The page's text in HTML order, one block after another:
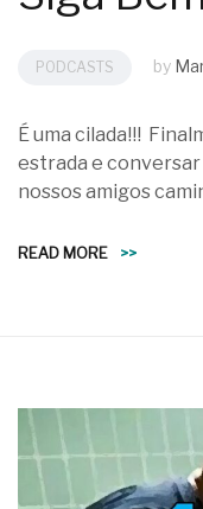
PODCASTS by
É uma cilada!!!
estrada e
nossos amigos
READ MORE >>